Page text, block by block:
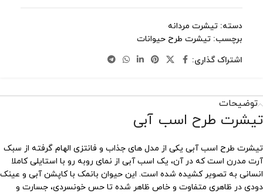
دسته: تیشرت مردانه
برچسب: تیشرت طرح حیوانات
اشتراک گذاری:
توضیحات
تیشرت طرح اسب آبی
تیشرت طرح اسب آبی یکی از مدل های جذاب و فانتزی الهام گرفته از سبک
آرت مدرن است که در آن، یک اسب آبی از نمای روبه رو با استایلی کاملا
انسانی به تصویر کشیده شده است. این حیوان بانمک با کاپشن آبی و عینک
دودی در ظاهری متفاوت و خاص ظاهر شده تا حس خونسردی، جسارت و